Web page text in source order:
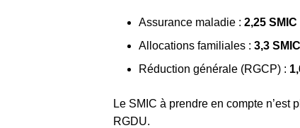
Assurance maladie : 2,25 SMIC
Allocations familiales : 3,3 SMIC
Réduction générale (RGCP) :
Le SMIC à prendre en compte
RGDU.